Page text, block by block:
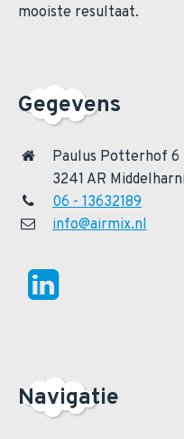
mooiste resultaat.
Gegevens
Paulus Potterhof 6
3241 AR
06 - 13632189
info@airmix.nl
Navigatie